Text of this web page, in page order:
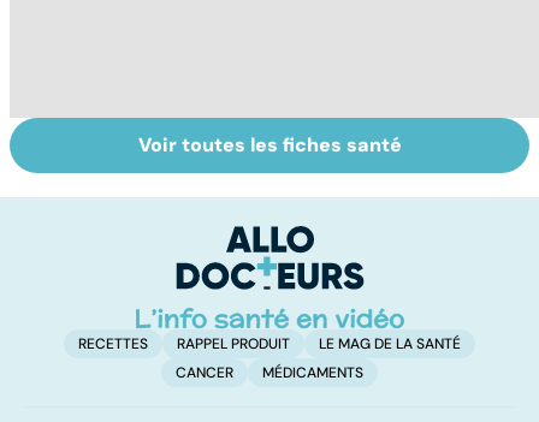
Grand froid : nos
conseils
La voix et ses
mystères
Voir toutes les fiches santé
RECETTES RAPPEL PRODUIT
LE MAG DE LA SANTÉ
CANCER
MÉDICAMENTS